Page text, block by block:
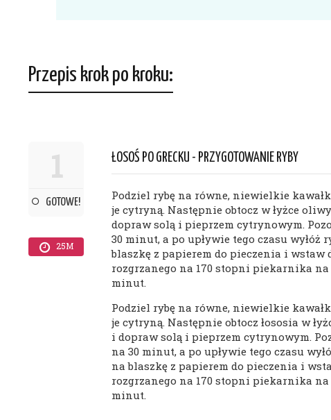
Przepis krok po kroku:
1
GOTOWE!
25M
ŁOSOŚ PO GRECKU - PRZYGOTOWANIE RYBY
Podziel rybę na równe, niewielkie
je cytryną. Następnie obtocz w łyżce
dopraw solą i pieprzem cytrynowym.
30 minut, a po upływie tego czasu wyłóż
blaszkę z papierem do pieczenia i wstaw
rozgrzanego na 170 stopni piekarnika na
minut.
Podziel rybę na równe, niewielkie
je cytryną. Następnie obtocz łososia w
i dopraw solą i pieprzem cytrynowym.
na 30 minut, a po upływie tego czasu
na blaszkę z papierem do pieczenia i
rozgrzanego na 170 stopni piekarnika na
minut.